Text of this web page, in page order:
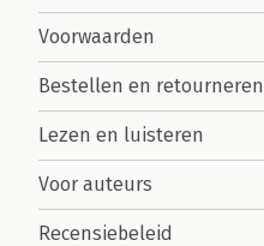
Voorwaarden
Bestellen en retourneren
Lezen en luisteren
Voor auteurs
Recensiebeleid